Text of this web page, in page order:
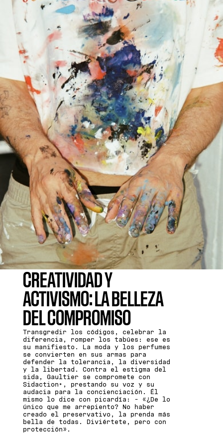
CREATIVIDAD Y
ACTIVISMO: LA BELLEZA
DEL COMPROMISO
Transgredir los códigos, celebrar la
diferencia, romper los tabúes: ese es
su manifiesto. La moda y los perfumes
se convierten en sus armas para
defender la tolerancia, la diversidad
y la libertad. Contra el estigma del
sida, Gaultier se compromete con
Sidaction*, prestando su voz y su
audacia para la concienciación. Él
mismo lo dice con picardía: - «¿De lo
único que me arrepiento? No haber
creado el preservativo, la prenda más
bella de todas. Diviértete, pero con
protección».